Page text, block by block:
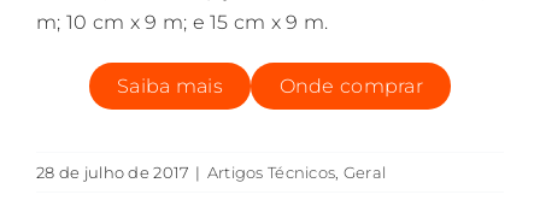
m; 10 cm x 9 m; e 15 cm x 9 m.
Saiba mais Onde comprar
28 de julho de 2017 | Artigos Técnicos, Geral